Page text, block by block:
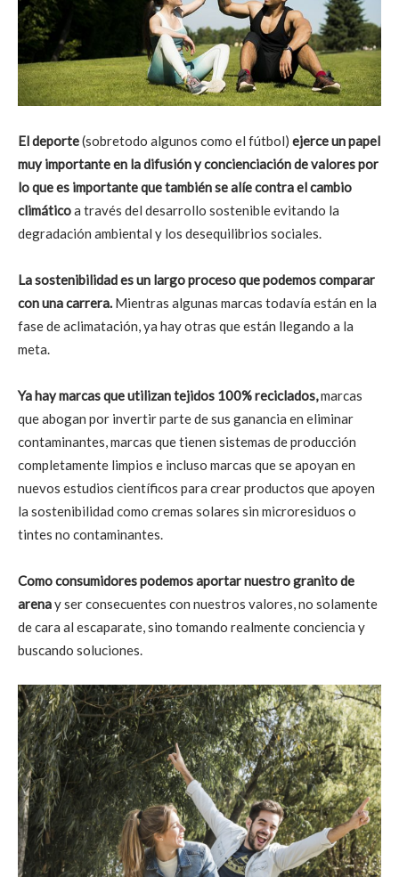
El deporte(sobretodo algunos como el fútbol) ejerce un papel
muy importante en la difusión y concienciación de valores por
lo que es importante que también se alíe contra el cambio
climáticoa través del desarrollo sostenible evitando la
degradación ambiental y los desequilibrios sociales.
La sostenibilidad es un largo proceso que podemos comparar
con una carrera. Mientras algunas marcas todavía están en la
fase de aclimatación, ya hay otras que están llegando a la
meta.
Ya hay marcas que utilizan tejidos 100% reciclados,marcas
que abogan por invertir parte de sus ganancia en eliminar
contaminantes, marcas que tienen sistemas de producción
completamente limpios e incluso marcas que se apoyan en
nuevos estudios científicos para crear productos que apoyen
la sostenibilidad como cremas solares sin microresiduos o
tintes no contaminantes.
Como consumidores podemos aportar nuestro granito de
arenay ser consecuentes con nuestros valores, no solamente
de cara al escaparate, sino tomando realmente conciencia y
buscando soluciones.